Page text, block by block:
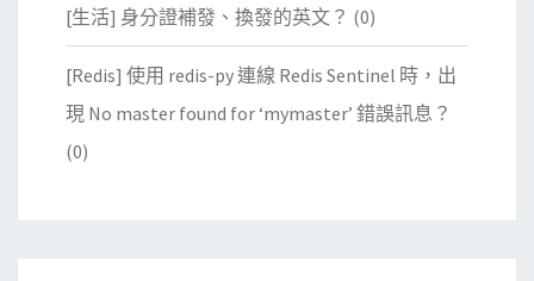
[生活] 身分證補發、換發的英文？ (0)
[Redis] 使用 redis-py 連線 Redis Sentinel 時，出
現 No master found for ‘mymaster’ 錯誤訊息？
(0)